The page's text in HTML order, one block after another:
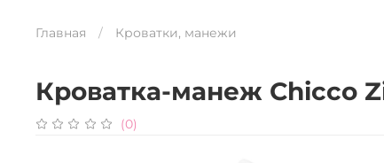
Главная Кроватки, манежи
Кроватка-манеж Chicco
(0)